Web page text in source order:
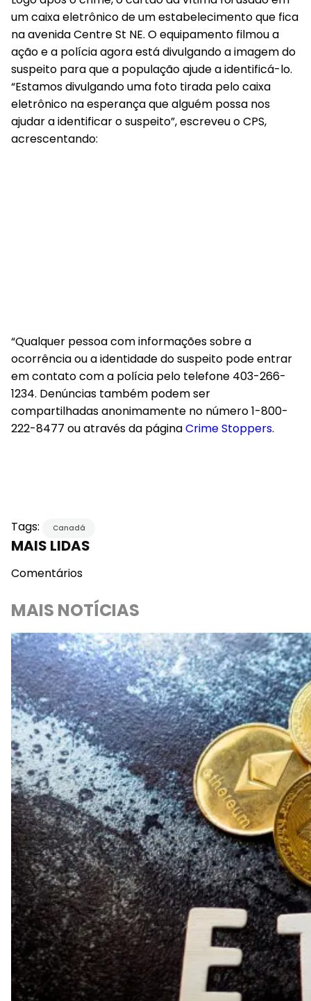
um caixa eletrônico de um estabelecimento que fica
na avenida Centre St NE. O equipamento filmou a
ação e a polícia agora está divulgando a imagem do
suspeito para que a população ajude a identificá-lo.
“Estamos divulgando uma foto tirada pelo caixa
eletrônico na esperança que alguém possa nos
ajudar a identificar o suspeito”, escreveu o CPS,
acrescentando:
“Qualquer pessoa com informações sobre a
ocorrência ou a identidade do suspeito pode entrar
em contato com a polícia pelo telefone 403-266-
1234. Denúncias também podem ser
compartilhadas anonimamente no número 1-800-
222-8477 ou através da páginaCrime Stoppers.
Tags: Canadá
MAIS LIDAS
Comentários
MAIS NOTÍCIAS